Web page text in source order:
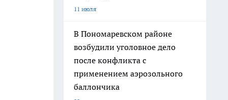
11 июля
В Пономаревском районе
возбудили уголовное дело
после конфликта с
применением аэрозольного
баллончика